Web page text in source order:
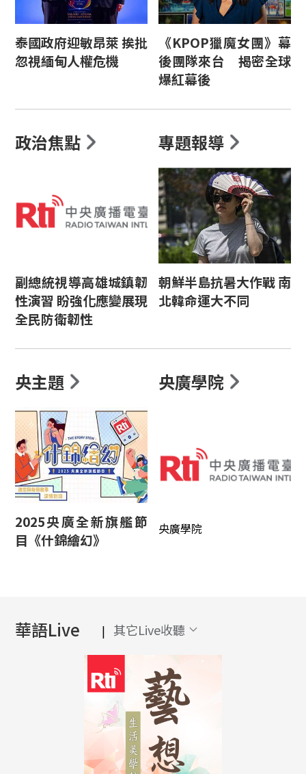
泰國政府迎敏昂萊 挨批
忽視緬甸人權危機
《KPOP獵魔女團》幕
後團隊來台 揭密全球
爆紅幕後
政治焦點
副總統視導高雄城鎮韌
性演習 盼強化應變展現
全民防衛韌性
專題報導
朝鮮半島抗暑大作戰 南
北韓命運大不同
央主題
2025央廣全新旗艦節
目《什錦繪幻》
央廣學院
央廣學院
華語Live | 其它Live收聽